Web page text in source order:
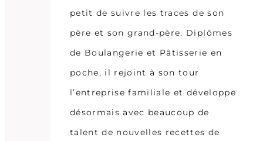
petit de suivre les traces de son
père et son grand-père. Diplômes
de Boulangerie et Pâtisserie en
poche, il rejoint à son tour
l’entreprise familiale et développe
désormais avec beaucoup de
talent de nouvelles recettes de